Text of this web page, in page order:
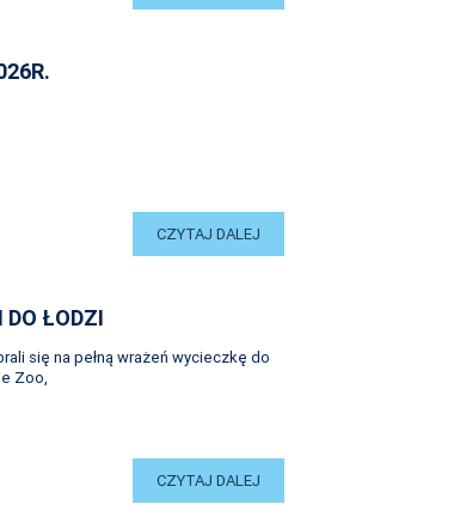
CZYTAJ DALEJ
DO ŁODZI
się na pełną wrażeń wycieczkę do
Zoo,
CZYTAJ DALEJ